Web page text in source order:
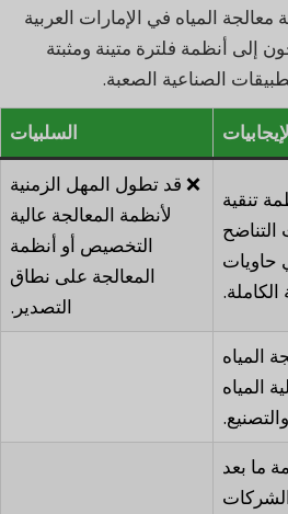
معالجة المياه في الإمارات العربية
إلى أنظمة فلترة متينة ومثبتة
الصناعية الصعبة.
السلبيات
تنقية
التناضح
حاويات
❌ قد تطول المهل الزمنية
لأنظمة المعالجة عالية
التخصيص أو أنظمة
المعالجة على نطاق
التصدير.
المياه
المياه
ما بعد
الشركات